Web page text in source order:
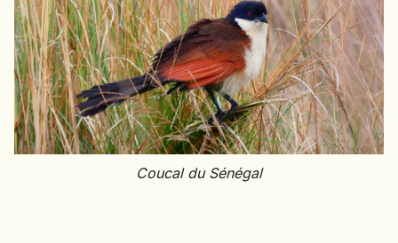
OUGANDA
OUZBÉKISTAN
PAKISTAN
PANAMA
PÉROU
PHILIPPINES
Coucal du Sénégal